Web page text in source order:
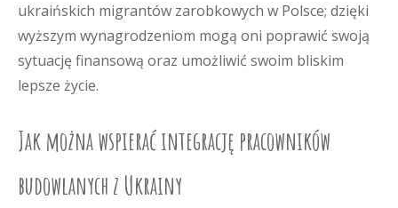
ukraińskich migrantów zarobkowych w Polsce; dzięki
wyższym wynagrodzeniom mogą oni poprawić swoją
sytuację finansową oraz umożliwić swoim bliskim
lepsze życie.
Jak można wspierać integrację pracowników
budowlanych z Ukrainy